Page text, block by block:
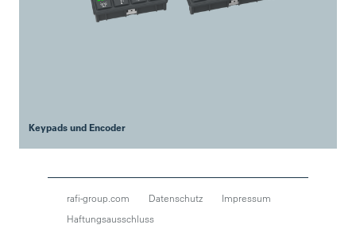
Keypads und Encoder
rafi-group.com Datenschutz
Impressum
Haftungsausschluss